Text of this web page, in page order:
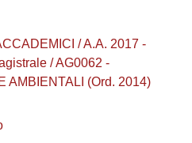
/ A.A. 2017 -
/ AG0062 -
AMBIENTALI (Ord. 2014)